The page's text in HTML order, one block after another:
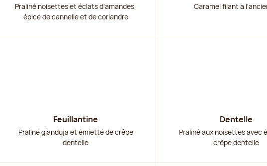
Praliné noisettes et éclats d'amandes,
épicé de cannelle et de coriandre
Caramel filant à
Feuillantine
Praliné gianduja et émietté de crêpe
dentelle
Dentelle
Praliné aux noisettes avec
crêpe dentelle